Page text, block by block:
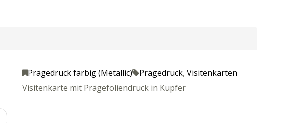
Prägedruck farbig (Metallic) Prägedruck, Visitenkarten
Visitenkarte mit Prägefoliendruck in Kupfer